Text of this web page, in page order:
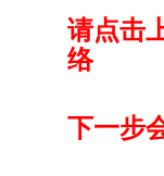
请点击
络
下一步